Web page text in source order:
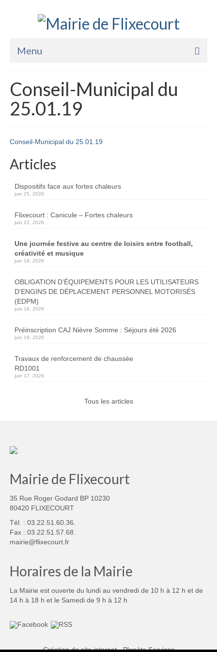
Menu
La Mairie
Vie Pratique
Conseil-Municipal du
25.01.19
Conseil-Municipal du 25.01.19
Articles
Dispositifs face aux fortes chaleurs
juin 25, 2026
Flixecourt : Canicule – Fortes chaleurs
juin 22, 2026
Une journée festive au centre de loisirs entre football,
créativité et musique
juin 19, 2026
OBLIGATION D’ÉQUIPEMENTS POUR LES UTILISATEURS
D’ENGINS DE DÉPLACEMENT PERSONNEL MOTORISÉS
(EDPM)
juin 18, 2026
Préinscription CAJ Nièvre Somme : Séjours été 2026
juin 18, 2026
Travaux de renforcement de chaussée
RD1001
juin 17, 2026
Tous les articles
Mairie de Flixecourt
35 Rue Roger Godard BP 10230
80420 FLIXECOURT
Tél. : 03.22.51.60.36.
Fax : 03.22.51.57.68.
mairie@flixecourt.fr
Horaires de la Mairie
La Mairie est ouverte du lundi au vendredi de 10 h à 12 h et de
14 h à 18 h et le Samedi de 9 h à 12 h
Création de site internet - Planète Services